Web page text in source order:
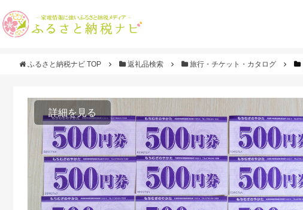
ふるさと納税ナビ TOP 返礼品検索 旅行・チケット・カタログ
詳細を見る